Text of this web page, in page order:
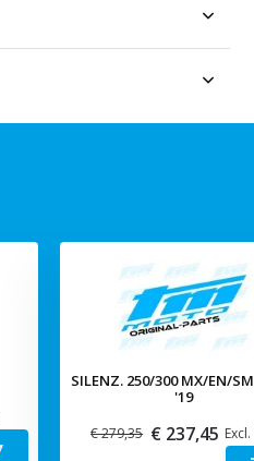
SILENZ. 250/300 MX/EN/
'19
€ 279,35 € 237,45